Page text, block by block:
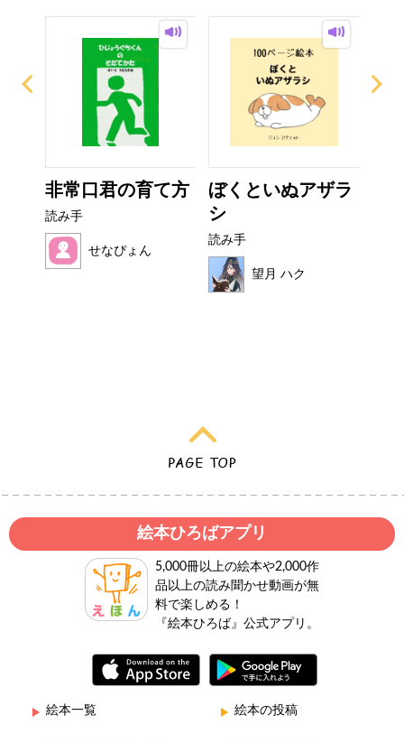
非常口君の育て方
読み手
せなぴょん
ぼくといぬアザラ
シ
読み手
望月 ハク
絵本ひろばアプリ
5,000冊以上の絵本や2,000作
品以上の読み聞かせ動画が無
料で楽しめる！
『絵本ひろば』公式アプリ。
絵本一覧 絵本の投稿